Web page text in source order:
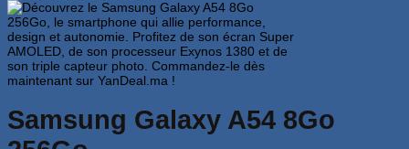
Samsung Galaxy A54 8Go